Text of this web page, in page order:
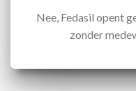
Nee, Fedasil opent
zonder